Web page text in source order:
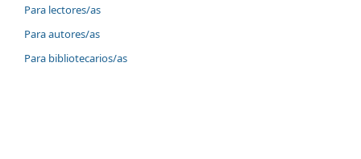
Para lectores/as
Para autores/as
Para bibliotecarios/as